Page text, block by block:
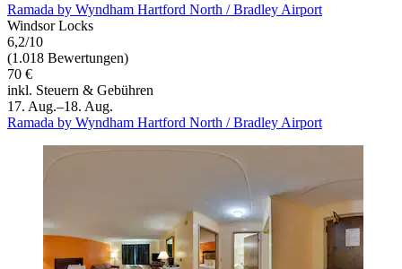
Ramada by Wyndham Hartford North / Bradley Airport
Windsor Locks
6,2/10
(1.018 Bewertungen)
70 €
inkl. Steuern & Gebühren
17. Aug.–18. Aug.
Ramada by Wyndham Hartford North / Bradley Airport